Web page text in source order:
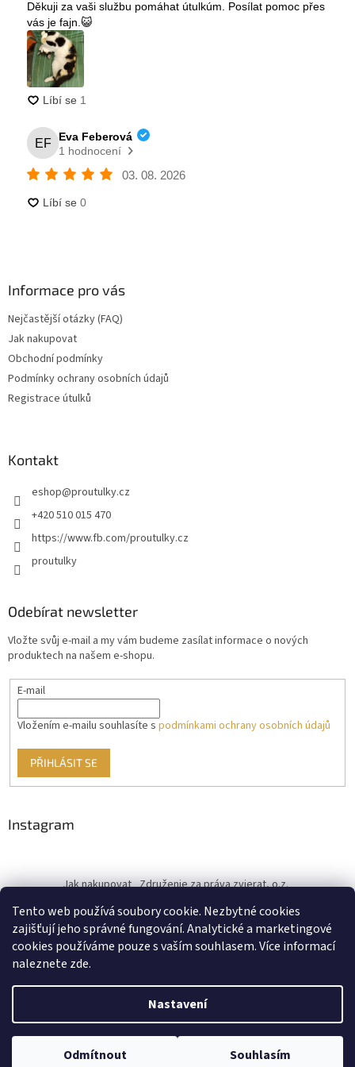
Tento web používá soubory cookie. Nezbytné cookies
zajišťují jeho správné fungování. Analytické a marketingové
cookies používáme pouze s vaším souhlasem. Více informací
naleznete zde.
Nastavení
Odmítnout Souhlasím
Informace pro vás
Nejčastější otázky (FAQ)
Jak nakupovat
Obchodní podmínky
Podmínky ochrany osobních údajů
Registrace útulků
Kontakt
eshop@proutulky.cz
+420 510 015 470
https://www.fb.com/proutulky.cz
proutulky
Odebírat newsletter
Vložte svůj e-mail a my vám budeme zasílat informace o nových
produktech na našem e-shopu.
E-mail
Vložením e-mailu souhlasíte s podmínkami ochrany osobních údajů
PŘIHLÁSIT SE
Instagram
Jak nakupovat Združenie za práva zvierat, o.z.
od ♥ vybudoval Filip Minár
Copyright 2026Proutulky.cz. Všechna práva vyhrazena.Upravit